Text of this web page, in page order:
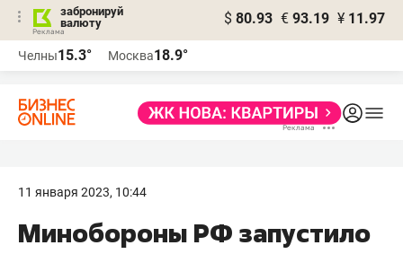
забронируй
валюту
$ 80.93 € 93.19 ¥ 11.97
Челны15.3° Москва18.9°
11 января 2023, 10:44
Минобороны РФ запустило